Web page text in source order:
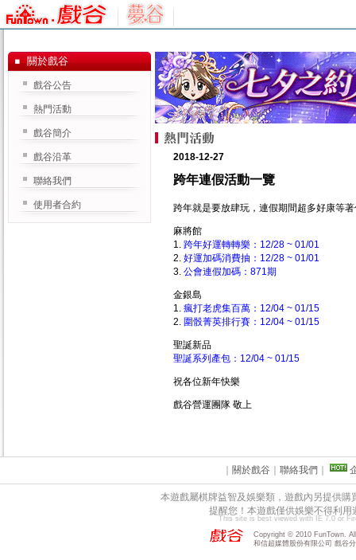
2018-12-27
跨年連假活動一覽
跨年就是要放肆玩，連假期間超多好康等
麻將館
1. 跨年好運轉轉樂：12/28 ~ 01/01
2. 好運加碼消費抽：12/28 ~ 01/01
3. 公會連假加碼：871期
金銀島
1. 瘋打老虎集百萬：12/04 ~ 01/15
2. 圍骰菁英排行賽：12/04 ~ 01/15
聖誕新品
聖誕系列產包：12/04 ~ 01/15
祝各位新年快樂
戲谷營運團隊 敬上
關於戲谷
戲谷公告
熱門活動
戲谷簡介
戲谷沿革
聯絡我們
使用者合約
關於戲谷 聯絡我們
本遊戲屬棋牌益智及娛樂類，遊戲內另提供
提醒您！本遊戲僅供娛樂不得利
This site is best viewed with IE 7.0 or
Copyright © 2010 FunTown.
和信超媒體股份有限公司 戲谷